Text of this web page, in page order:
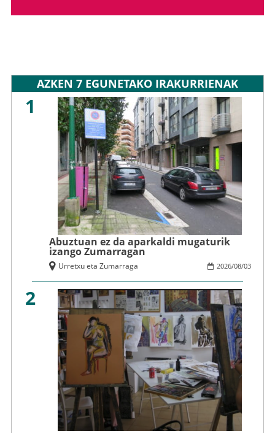
AZKEN 7 EGUNETAKO IRAKURRIENAK
1
Abuztuan ez da aparkaldi mugaturik
izango Zumarragan
2026/08/03
Urretxu eta Zumarraga
2